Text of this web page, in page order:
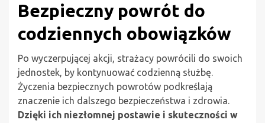
Bezpieczny powrót do
codziennych obowiązków
Po wyczerpującej akcji, strażacy powrócili do swoich
jednostek, by kontynuować codzienną służbę.
Życzenia bezpiecznych powrotów podkreślają
znaczenie ich dalszego bezpieczeństwa i zdrowia.
Dzięki ich niezłomnej postawie i skuteczności w